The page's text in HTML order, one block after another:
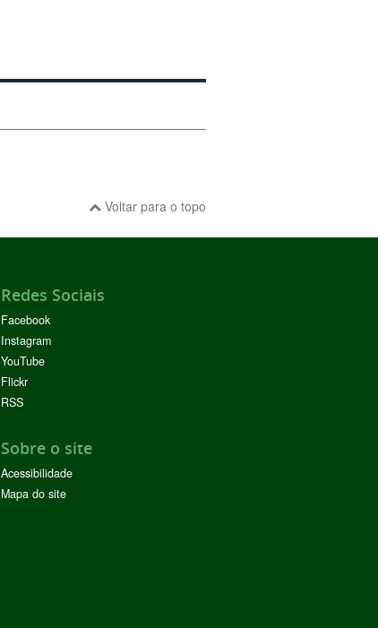
Voltar para o topo
Redes Sociais
Facebook
Instagram
YouTube
Flickr
RSS
Sobre o site
Acessibilidade
Mapa do site